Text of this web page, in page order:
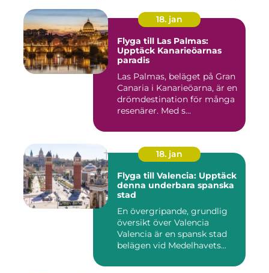
18. jan
Flyga till Las Palmas:
Upptäck Kanarieöarnas
paradis
Las Palmas, beläget på Gran
Canaria i Kanarieöarna, är en
drömdestination för många
resenärer. Med s...
18. jan
Flyga till Valencia: Upptäck
denna underbara spanska
stad
En övergripande, grundlig
översikt över Valencia
Valencia är en spansk stad
belägen vid Medelhavets...